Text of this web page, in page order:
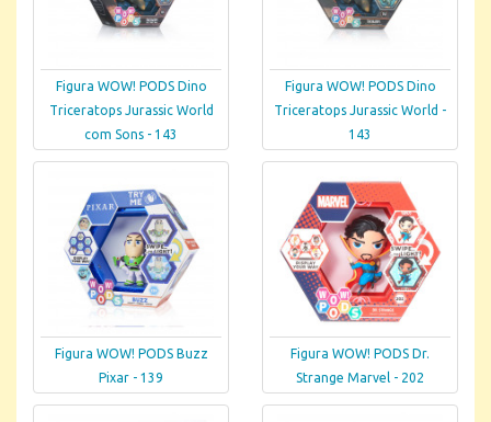
Figura WOW! PODS Dino
Triceratops Jurassic World
com Sons - 143
Figura WOW! PODS Dino
Triceratops Jurassic World -
143
Figura WOW! PODS Buzz
Pixar - 139
Figura WOW! PODS Dr.
Strange Marvel - 202